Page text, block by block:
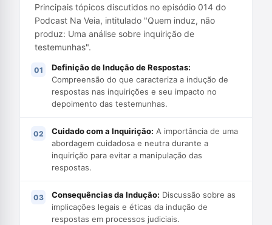
Principais tópicos discutidos no episódio 014 do
Podcast Na Veia, intitulado "Quem induz, não
produz: Uma análise sobre inquirição de
testemunhas".
Definição de Indução de Respostas:
Compreensão do que caracteriza a indução de
respostas nas inquirições e seu impacto no
depoimento das testemunhas.
Cuidado com a Inquirição: A importância de uma
abordagem cuidadosa e neutra durante a
inquirição para evitar a manipulação das
respostas.
Consequências da Indução: Discussão sobre as
implicações legais e éticas da indução de
respostas em processos judiciais.